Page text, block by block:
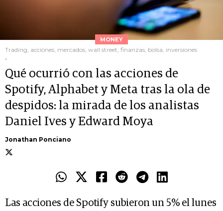
MONEY
Trading, acciones, mercados, wall street, finanzas, bolsa, inversiones
.
Qué ocurrió con las acciones de
Spotify, Alphabet y Meta tras la ola de
despidos: la mirada de los analistas
Daniel Ives y Edward Moya
Jonathan Ponciano
Las acciones de Spotify subieron un 5% el lunes